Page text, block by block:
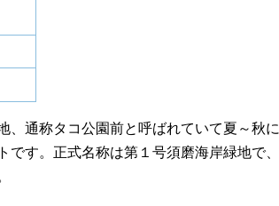
、通称タコ公園前と呼ばれていて夏～秋に
す。正式名称は第１号須磨海岸緑地で、